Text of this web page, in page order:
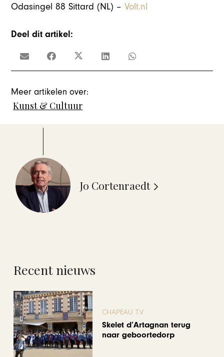
Odasingel 88 Sittard (NL) –Volt.nl
Deel dit artikel:
Meer artikelen over:
Kunst & Cultuur
Jo Cortenraedt
Recent nieuws
CHAPEAU TV
Skelet d’Artagnan terug
naar geboortedorp